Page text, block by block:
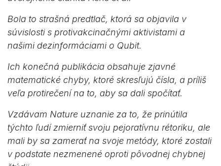
Bola to strašná predtlač, ktorá sa objavila v
súvislosti s protivakcinačnými aktivistami a
našimi dezinformáciami o Qubit.
Ich konečná publikácia obsahuje zjavné
matematické chyby, ktoré skresľujú čísla, a príliš
veľa protirečení na to, aby sa dali spočítať.
Vzdávam Nature uznanie za to, že prinútila
týchto ľudí zmierniť svoju pejoratívnu rétoriku, ale
mali by sa zamerať na svoje metódy, ktoré zostali
v podstate nezmenené oproti pôvodnej chybnej